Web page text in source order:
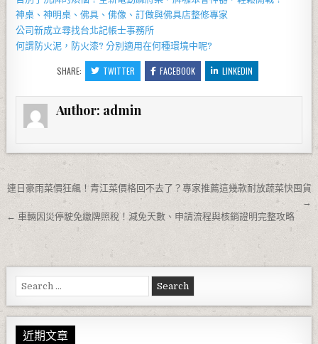
神桌、神明桌 、佛具 、佛像、訂做與佛具店整修專家
公司新成立尋找台北記帳士事務所
何謂 防火泥 ， 防火漆? 分別適用在何種環境中呢?
SHARE: TWITTER FACEBOOK LINKEDIN
Author: admin
文章導覽
連日豪雨菜價狂飆！青江菜價格回不去了？專家推薦這幾款耐放蔬菜快囤貨
→
← 車輛因災停駛免繳牌照稅！減免天數、申請流程與核銷證明完整攻略
Search for:
近期文章